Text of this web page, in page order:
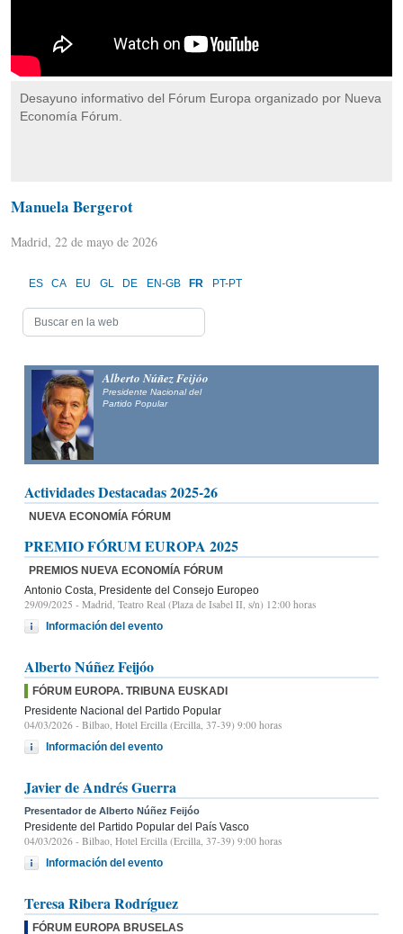
Desayuno informativo del Fórum Europa organizado por Nueva
Economía Fórum.
Manuela Bergerot
Madrid, 22 de mayo de 2026
ES CA EU GL DE EN-GB FR PT-PT
Alberto Núñez Feijóo
Presidente Nacional del
Partido Popular
Actividades Destacadas 2025-26
NUEVA ECONOMÍA FÓRUM
PREMIO FÓRUM EUROPA 2025
PREMIOS NUEVA ECONOMÍA FÓRUM
Antonio Costa, Presidente del Consejo Europeo
29/09/2025 - Madrid, Teatro Real (Plaza de Isabel II, s/n) 12:00 horas
Información del evento
Alberto Núñez Feijóo
FÓRUM EUROPA. TRIBUNA EUSKADI
Presidente Nacional del Partido Popular
04/03/2026 - Bilbao, Hotel Ercilla (Ercilla, 37-39) 9:00 horas
Información del evento
Javier de Andrés Guerra
Presentador de Alberto Núñez Feijóo
Presidente del Partido Popular del País Vasco
04/03/2026 - Bilbao, Hotel Ercilla (Ercilla, 37-39) 9:00 horas
Información del evento
Teresa Ribera Rodríguez
FÓRUM EUROPA BRUSELAS